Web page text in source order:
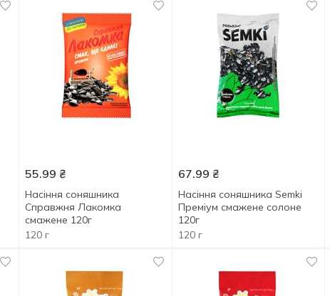
55.99 ₴
Насіння соняшника
Справжня Лакомка
смажене 120г
120 г
67.99 ₴
Насіння соняшника Semki
Преміум смажене солоне
120г
120 г